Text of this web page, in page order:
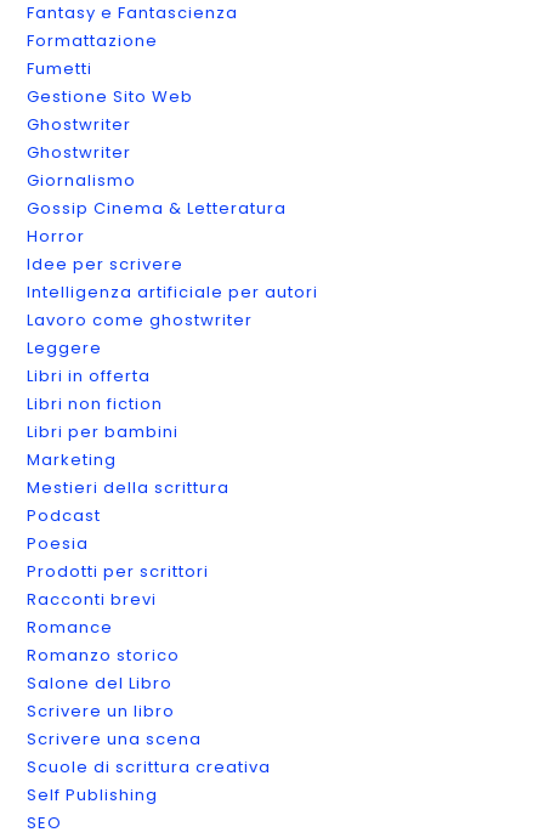
Fantasy e Fantascienza
Formattazione
Fumetti
Gestione Sito Web
Ghostwriter
Ghostwriter
Giornalismo
Gossip Cinema & Letteratura
Horror
Idee per scrivere
Intelligenza artificiale per autori
Lavoro come ghostwriter
Leggere
Libri in offerta
Libri non fiction
Libri per bambini
Marketing
Mestieri della scrittura
Podcast
Poesia
Prodotti per scrittori
Racconti brevi
Romance
Romanzo storico
Salone del Libro
Scrivere un libro
Scrivere una scena
Scuole di scrittura creativa
Self Publishing
SEO